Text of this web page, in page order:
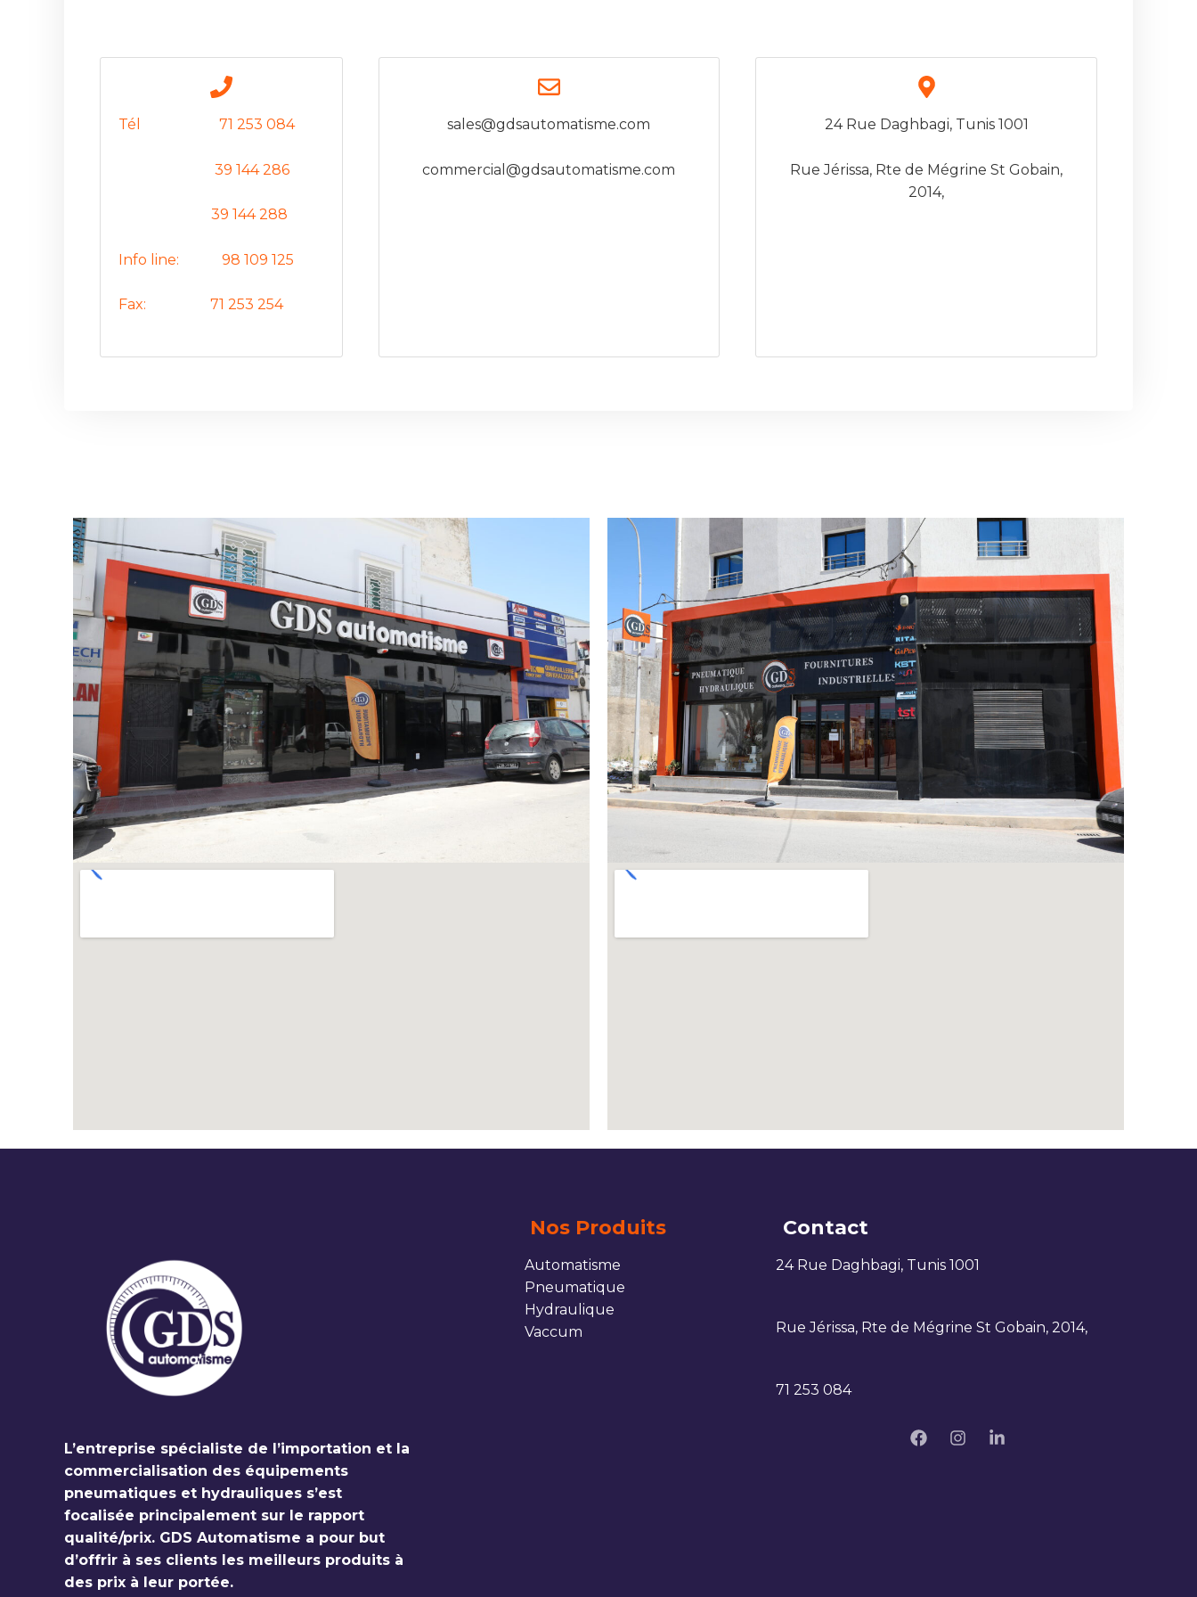
Tél 71 253 084
39 144 286
39 144 288
Info line: 98 109 125
Fax: 71 253 254
sales@gdsautomatisme.com
commercial@gdsautomatisme.com
24 Rue Daghbagi, Tunis 1001
Rue Jérissa, Rte de Mégrine St Gobain,
2014,
L’entreprise spécialiste de l’importation et la
commercialisation des équipements
pneumatiques et hydrauliques s’est
focalisée principalement sur le rapport
qualité/prix. GDS Automatisme a pour but
d’offrir à ses clients les meilleurs produits à
des prix à leur portée.
Nos Produits
Automatisme
Pneumatique
Hydraulique
Vaccum
Contact
24 Rue Daghbagi, Tunis 1001
Rue Jérissa, Rte de Mégrine St Gobain, 2014,
71 253 084